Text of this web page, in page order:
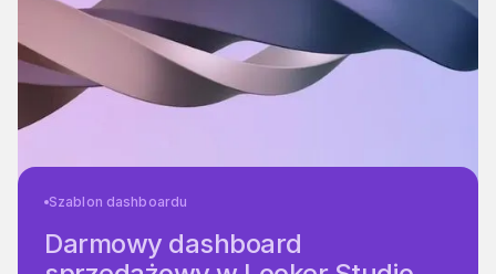
Szablon dashboardu
Darmowy dashboard